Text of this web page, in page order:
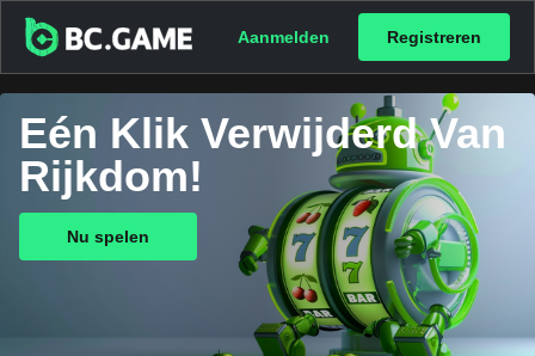
Aanmelden Registreren
Eén Klik Verwijderd Van
Rijkdom!
Nu spelen